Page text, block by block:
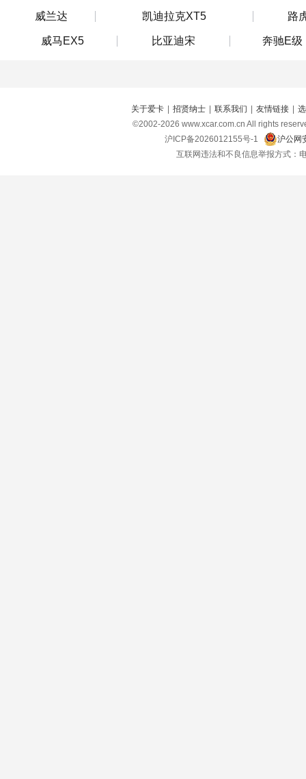
威兰达 凯迪拉克XT5 路
威马EX5 比亚迪宋 奔驰E级
关于爱卡 招贤纳士 联系我们 友情链接
©2002-2026 www.xcar.com.cn All rights
沪ICP备2026012155号-1
沪公网
互联网违法和不良信息举报方式：